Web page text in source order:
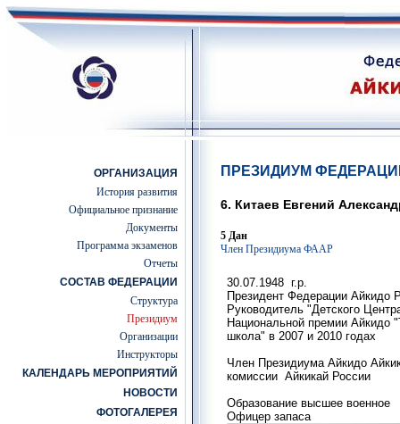
ОРГАНИЗАЦИЯ
История развития
Официальное признание
Документы
Программа экзаменов
Отчеты
СОСТАВ ФЕДЕРАЦИИ
Структура
Президиум
Организации
Инструкторы
КАЛЕНДАРЬ МЕРОПРИЯТИЙ
НОВОСТИ
ФОТОГАЛЕРЕЯ
ПРЕЗИДИУМ
6. Китаев Евгений
5 Дан
Член Президиума ФААР
30.07.1948 г.р.
Президент Федерации Айкидо
Руководитель "Детского
Национальной премии Айкидо
школа" в 2007 и 2010 годах
Член Президиума Айкидо
комиссии Айкикай России
Образование высшее военное
Офицер запаса